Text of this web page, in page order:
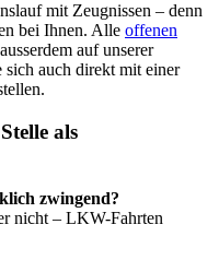
mit Zeugnissen – denn
bei Ihnen. Alle offenen
auf unserer
auch direkt mit einer
als
zwingend?
nicht – LKW-Fahrten